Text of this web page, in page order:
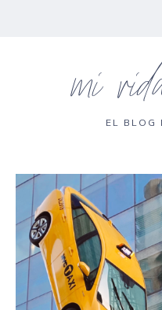
miEL BLOG